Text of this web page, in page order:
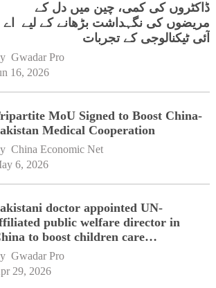
ڈاکٹروں کی کمی، چین میں دل کے
مریضوں کی نگہداشت بڑھانے کے لیے اے
آئی ٹیکنالوجی کے تجربات
Gwadar Pro
16, 2026
MoU Signed to Boost China-
Medical Cooperation
China Economic Net
6, 2026
doctor appointed UN-
public welfare director in
to boost children care
Gwadar Pro
29, 2026